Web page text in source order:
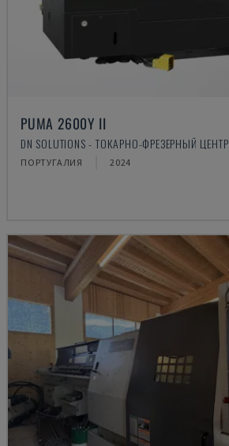
PUMA 2600Y II
DN SOLUTIONS - ТОКАРНО-ФРЕЗЕРНЫЙ ЦЕНТР
ПОРТУГАЛИЯ 2024